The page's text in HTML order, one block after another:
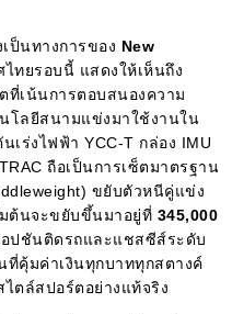
ป็นทางการของ New
ไทยรอบนี้ แสดงให้เห็นถึง
ที่เน้นการตอบสนองความ
โลยีสนามแข่งมาใช้งานใน
เร่งไฟฟ้า YCC-T กล่อง IMU
ถือเป็นการเซ็ตมาตรฐาน
ขยับตัวหนีคู่แข่ง
ต้นจะขยับขึ้นมาอยู่ที่ 345,000
อปชันติดรถและแชสซีส์ระดับ
ที่คุ้มค่าเงินทุกบาททุกสตางค์
ตล์สปอร์ตอย่างแท้จริง